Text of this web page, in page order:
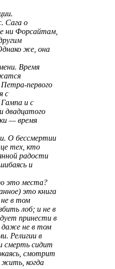
Сага о
ни Форсайтам,
же, она
Время
первого
с
и с
двадцатого
— время
О бессмертии
тех, кто
радости
и
это места?
это книга
не в том
лоб; и не в
принести в
не в том
Религии в
смерть сидит
смотрит
когда